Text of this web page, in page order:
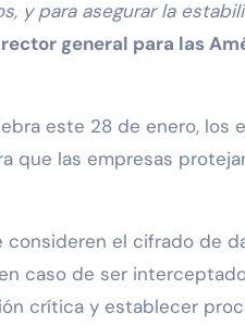
y para asegurar la
general para las
este 28 de enero, los
que las empresas
el cifrado de
caso de ser
crítica y establecer